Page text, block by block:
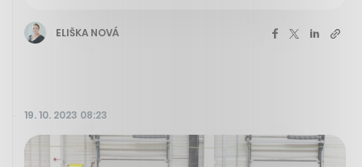
ELIŠKA NOVÁ
19. 10. 2023 08:23